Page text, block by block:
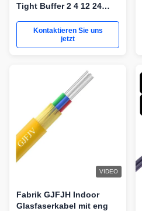
Tight Buffer 2 4 12 24
für Netzwerke
Kontaktieren Sie uns
jetzt
VIDEO
Fabrik GJFJH Indoor
Glasfaserkabel mit eng